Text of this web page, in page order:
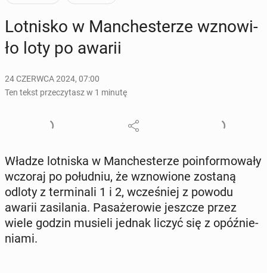
Lot­ni­sko w Man­che­ste­rze wzno­wi­
ło loty po awarii
24 CZERWCA 2024, 07:00
Ten tekst przeczytasz w 1 minutę
Władze lot­ni­ska w Man­che­ste­rze po­in­for­mo­wa­ły
wczoraj po po­łu­dniu, że wzno­wio­ne zostaną
odloty z ter­mi­na­li 1 i 2, wcze­śniej z powodu
awarii za­si­la­nia. Pa­sa­że­ro­wie jeszcze przez
wiele godzin musieli jednak liczyć się z opóź­nie­
nia­mi.